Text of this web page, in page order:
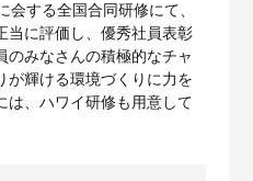
する全国合同研修にて、
当に評価し、優秀社員表彰
のみなさんの積極的なチャ
が輝ける環境づくりに力を
は、ハワイ研修も用意して